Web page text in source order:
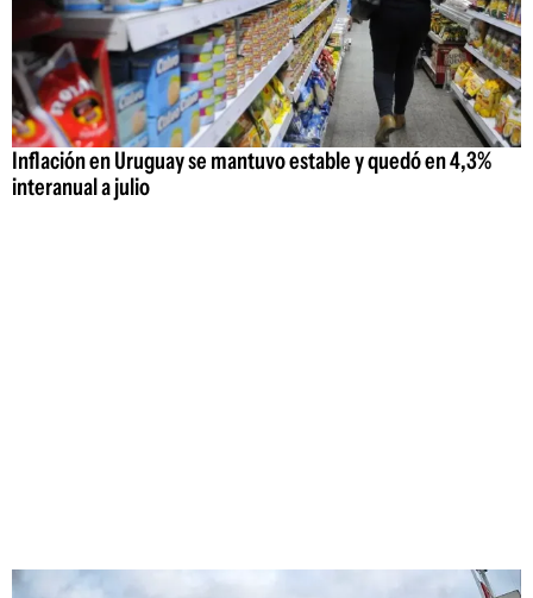
Inflación en Uruguay se mantuvo estable y quedó en 4,3%
interanual a julio